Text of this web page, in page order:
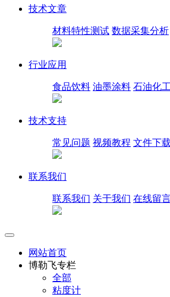
技术文章
材料特性测试 数据采集分析
行业应用
食品饮料 油墨涂料 石油化工
技术支持
常见问题 视频教程 文件下载
联系我们
联系我们 关于我们 在线留
网站首页
博勒飞专栏
全部
粘度计